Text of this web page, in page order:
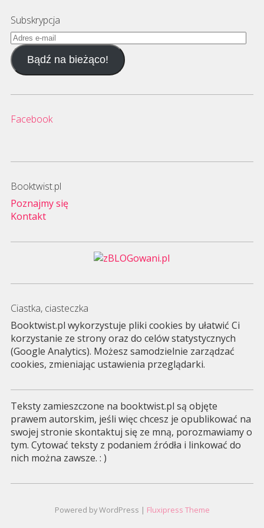
Subskrypcja
Adres
e-
mailBądź na bieżąco!
Facebook
Booktwist.pl
Poznajmy się
Kontakt
Ciastka, ciasteczka
Booktwist.pl wykorzystuje pliki cookies by ułatwić Ci
korzystanie ze strony oraz do celów statystycznych
(Google Analytics). Możesz samodzielnie zarządzać
cookies, zmieniając ustawienia przeglądarki.
Teksty zamieszczone na booktwist.pl są objęte
prawem autorskim, jeśli więc chcesz je opublikować na
swojej stronie skontaktuj się ze mną, porozmawiamy o
tym. Cytować teksty z podaniem źródła i linkować do
nich można zawsze. : )
Powered by WordPress | Fluxipress Theme